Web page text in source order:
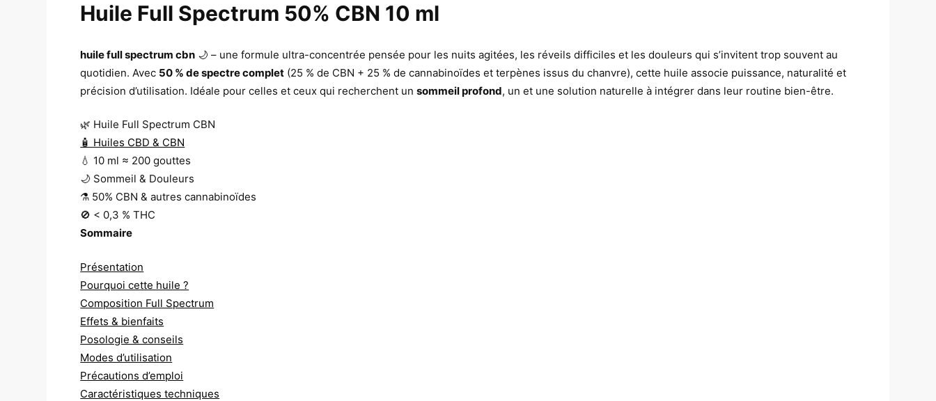
Huile Full Spectrum 50% CBN 10 ml
huile full spectrum cbn 🌙 – une formule ultra-concentrée pensée pour les nuits agitées, les réveils difficiles et les douleurs qui s’invitent trop souvent au
quotidien. Avec 50 % de spectre complet (25 % de CBN + 25 % de cannabinoïdes et terpènes issus du chanvre), cette huile associe puissance, naturalité et
précision d’utilisation. Idéale pour celles et ceux qui recherchent unsommeil profond, un et une solution naturelle à intégrer dans leur routine bien-être.
🌿 Huile Full Spectrum CBN
🧴 Huiles CBD & CBN
💧 10 ml ≈ 200 gouttes
🌙 Sommeil & Douleurs
⚗️ 50% CBN & autres cannabinoïdes
🚫 < 0,3 % THC
Sommaire
Présentation
Pourquoi cette huile ?
Composition Full Spectrum
Effets & bienfaits
Posologie & conseils
Modes d’utilisation
Précautions d’emploi
Caractéristiques techniques